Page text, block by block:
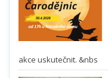
akce uskutečnit. &nbs